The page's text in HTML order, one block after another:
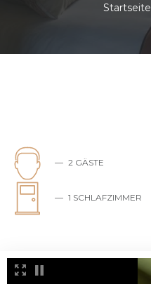
Startseite
2 GÄSTE
1 SCHLAFZIMMER